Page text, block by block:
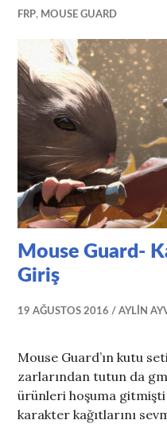
FRP, MOUSE GUARD
Mouse Guard-
Giriş
19 AĞUSTOS 2016 AYLIN
Mouse Guard’ın kutu
zarlarından tutun da
ürünleri hoşuma
karakter kağıtlarını